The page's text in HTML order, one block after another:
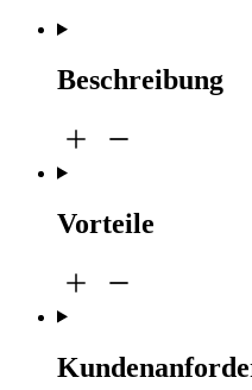
Beschreibung
Vorteile